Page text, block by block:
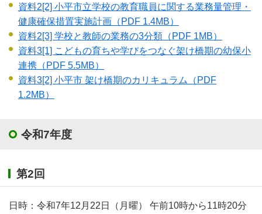
資料2[2] 小平市立学校の教育職員に関する業務量管理・
健康確保措置実施計画 （PDF 1.4MB）
資料2[3] 学校と教師の業務の3分類 （PDF 1MB）
資料3[1] こどもの育ちや学びをつなぐ架け橋期の幼保小
連携 （PDF 5.5MB）
資料3[2] 小平市 架け橋期のカリキュラム
（PDF
1.2MB）
令和7年度
第2回
日時：令和7年12月22日（月曜） 午前10時から11時20分